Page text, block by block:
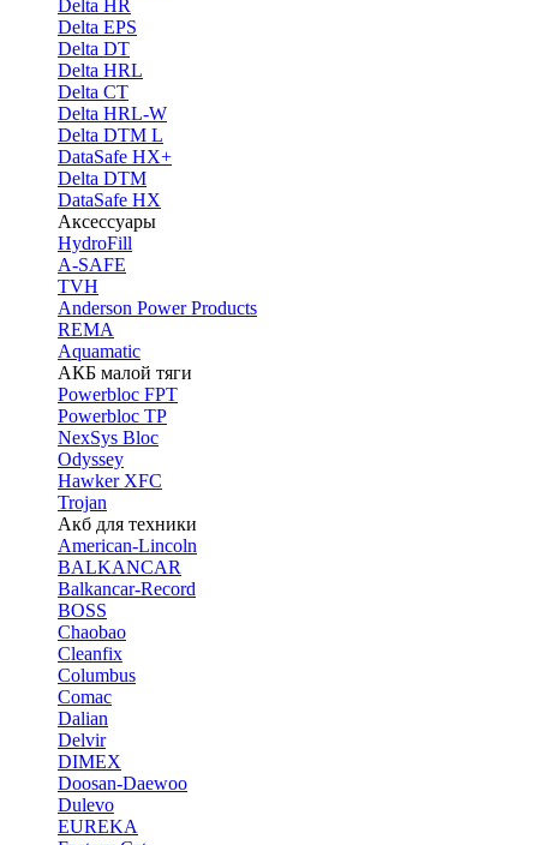
Delta HR
Delta EPS
Delta DT
Delta HRL
Delta CT
Delta HRL-W
Delta DTM L
DataSafe HX+
Delta DTM
DataSafe HX
Аксессуары
HydroFill
A-SAFE
TVH
Anderson Power Products
REMA
Aquamatic
АКБ малой тяги
Powerbloc FPT
Powerbloc TP
NexSys Bloc
Odyssey
Hawker XFC
Trojan
Акб для техники
American-Lincoln
BALKANCAR
Balkancar-Record
BOSS
Chaobao
Cleanfix
Columbus
Comac
Dalian
Delvir
DIMEX
Doosan-Daewoo
Dulevo
EUREKA